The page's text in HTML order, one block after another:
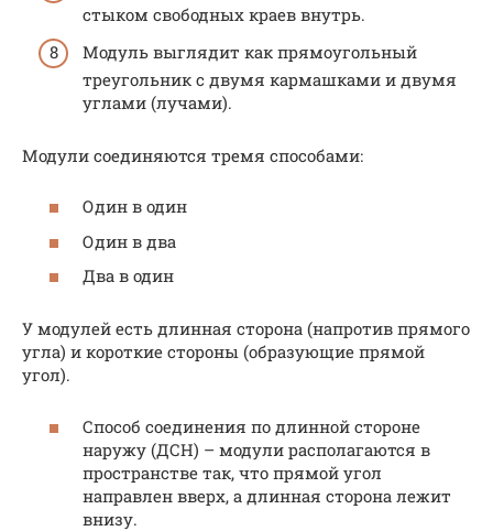
стыком свободных краев внутрь.
Модуль выглядит как прямоугольный
треугольник с двумя кармашками и двумя
углами (лучами).
Модули соединяются тремя способами:
Один в один
Один в два
Два в один
У модулей есть длинная сторона (напротив прямого
угла) и короткие стороны (образующие прямой
угол).
Способ соединения по длинной стороне
наружу (ДСН) – модули располагаются в
пространстве так, что прямой угол
направлен вверх, а длинная сторона лежит
внизу.